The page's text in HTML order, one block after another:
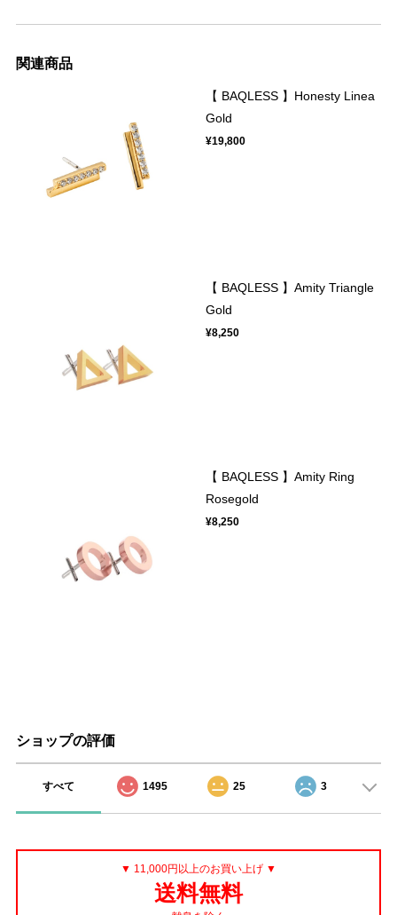
関連商品
【 BAQLESS 】Honesty Linea
Gold
¥19,800
【 BAQLESS 】Amity Triangle
Gold
¥8,250
【 BAQLESS 】Amity Ring
Rosegold
¥8,250
ショップの評価
すべて 1495 25 3
▼ 11,000円以上のお買い上げ ▼
送料無料